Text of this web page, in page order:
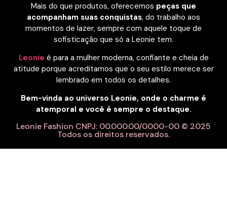
Mais do que produtos, oferecemos peças que
acompanham suas conquistas, do trabalho aos
momentos de lazer, sempre com aquele toque de
sofisticação que só a Leonie tem.
Leonie é para a mulher moderna, confiante e cheia de
atitude porque acreditamos que o seu estilo merece ser
lembrado em todos os detalhes.
Bem-vinda ao universo Leonie, onde o charme é
atemporal e você é sempre o destaque.
Leonie Fashion CNPJ: 00.000.00/0000-00 © 2025
Todos os direitos reservados.